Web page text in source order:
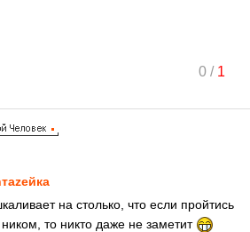
0/ 1
на столько, что если пройтись
то никто даже не заметит